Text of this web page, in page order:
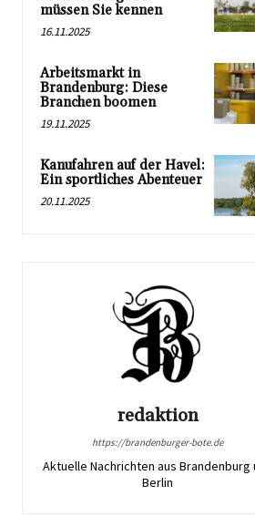
müssen Sie kennen
16.11.2025
Arbeitsmarkt in
Brandenburg: Diese
Branchen boomen
19.11.2025
Kanufahren auf der Havel:
Ein sportliches Abenteuer
20.11.2025
redaktion
https://brandenburger-bote.de
Aktuelle Nachrichten aus Brandenburg
Berlin